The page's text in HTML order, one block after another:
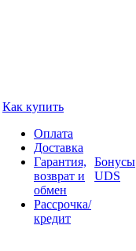
Как купить
Оплата
Доставка
Гарантия,
возврат и
обмен
Рассрочка/
кредит
Бонусы
UDS